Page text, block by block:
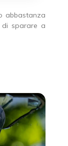
abbastanza
di sparare a